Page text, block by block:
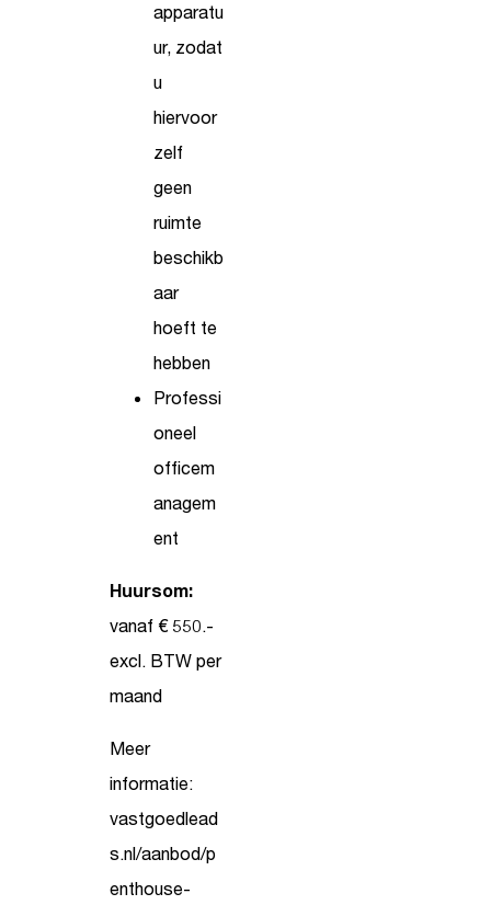
apparatu
ur, zodat
u
hiervoor
zelf
geen
ruimte
beschikb
aar
hoeft te
hebben
Professi
oneel
officem
anagem
ent
Huursom:
vanaf € 550.-
excl. BTW per
maand
Meer
informatie:
vastgoedlead
s.nl/aanbod/p
enthouse-